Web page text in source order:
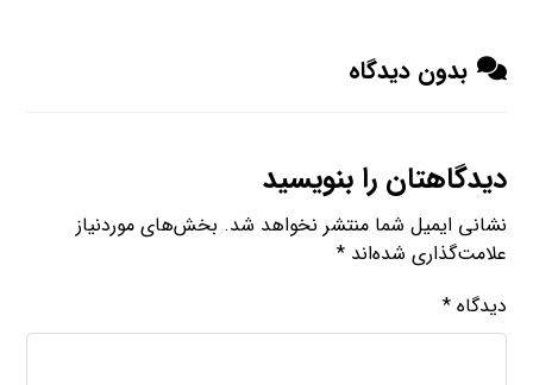
بدون دیدگاه
دیدگاهتان را بنویسید
نشانی ایمیل شما منتشر نخواهد شد. بخش‌های موردنیاز
علامت‌گذاری شده‌اند*
دیدگاه*